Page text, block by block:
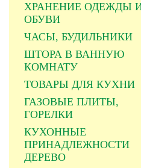
ХРАНЕНИЕ ОДЕЖДЫ
ОБУВИ
ЧАСЫ, БУДИЛЬНИКИ
ШТОРА В ВАННУЮ
КОМНАТУ
ТОВАРЫ ДЛЯ КУХНИ
ГАЗОВЫЕ ПЛИТЫ,
ГОРЕЛКИ
КУХОННЫЕ
ПРИНАДЛЕЖНОСТИ
ДЕРЕВО